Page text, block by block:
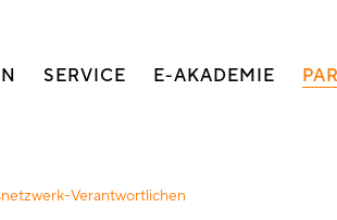
SERVICE E-AKADEMIE
Verantwortlichen